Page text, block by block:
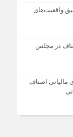
واقعیت‌های
در مجلس
اصناف